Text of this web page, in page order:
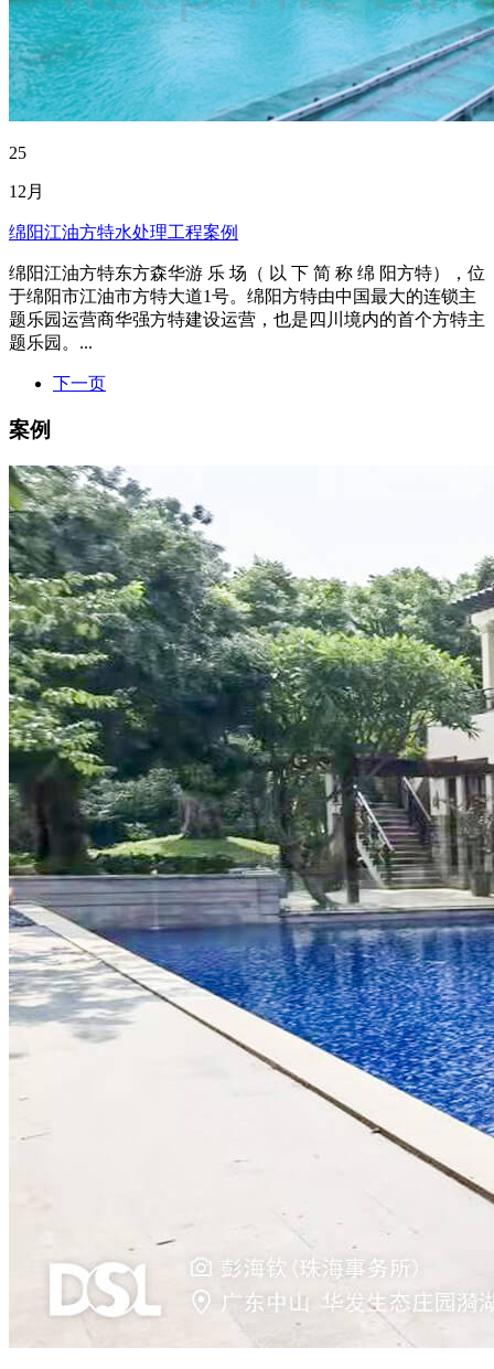
25
12月
绵阳江油方特水处理工程案例
绵阳江油方特东方森华游 乐 场（ 以 下 简 称 绵 阳方特），位
于绵阳市江油市方特大道1号。绵阳方特由中国最大的连锁主
题乐园运营商华强方特建设运营，也是四川境内的首个方特主
题乐园。...
下一页
案例